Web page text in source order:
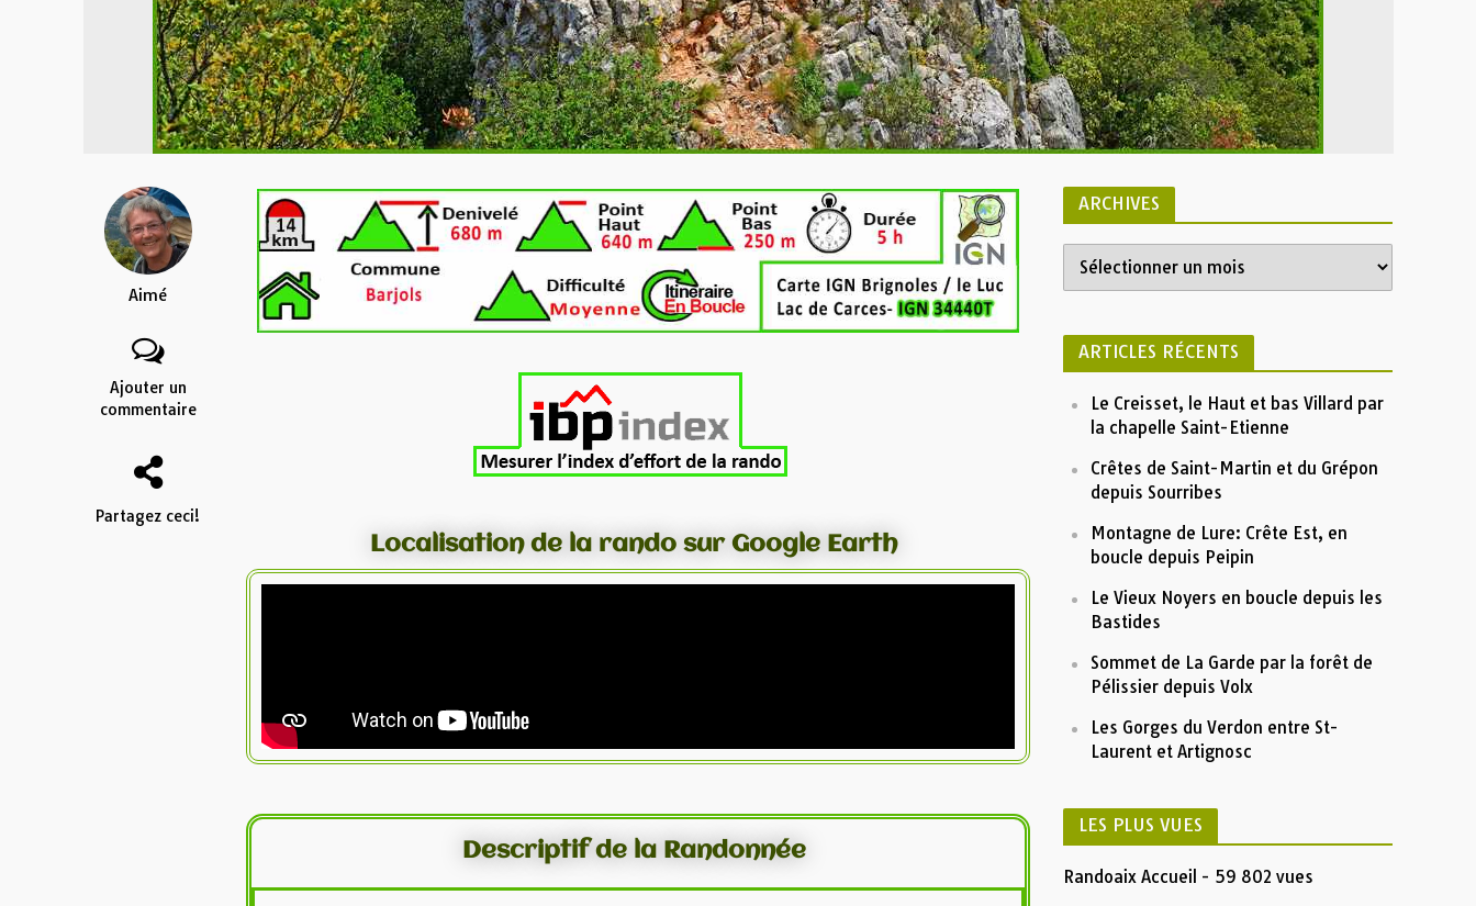
Aimé
Ajouter un
commentaire
Partagez ceci!
Localisation de la rando sur Google Earth
Descriptif de la Randonnée
ARCHIVES
ARTICLES RÉCENTS
Le Creisset, le Haut et bas Villard par
la chapelle Saint-Etienne
Crêtes de Saint-Martin et du Grépon
depuis Sourribes
Montagne de Lure: Crête Est, en
boucle depuis Peipin
Le Vieux Noyers en boucle depuis les
Bastides
Sommet de La Garde par la forêt de
Pélissier depuis Volx
Les Gorges du Verdon entre St-
Laurent et Artignosc
LES PLUS VUES
Randoaix Accueil - 59 802 vues